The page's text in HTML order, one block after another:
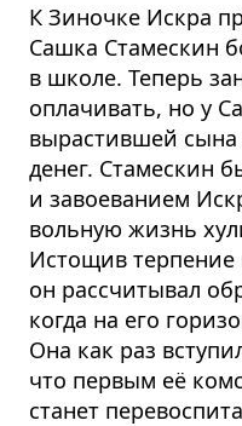
К Зиночке Искра
Сашка Стамескин
в школе. Теперь
оплачивать, но у
вырастившей сына
денег. Стамескин
и завоеванием
вольную жизнь
Истощив терпение
он рассчитывал
когда на его
Она как раз
что первым её
станет